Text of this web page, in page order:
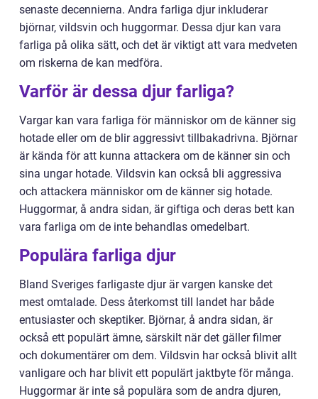
senaste decennierna. Andra farliga djur inkluderar
björnar, vildsvin och huggormar. Dessa djur kan vara
farliga på olika sätt, och det är viktigt att vara medveten
om riskerna de kan medföra.
Varför är dessa djur farliga?
Vargar kan vara farliga för människor om de känner sig
hotade eller om de blir aggressivt tillbakadrivna. Björnar
är kända för att kunna attackera om de känner sin och
sina ungar hotade. Vildsvin kan också bli aggressiva
och attackera människor om de känner sig hotade.
Huggormar, å andra sidan, är giftiga och deras bett kan
vara farliga om de inte behandlas omedelbart.
Populära farliga djur
Bland Sveriges farligaste djur är vargen kanske det
mest omtalade. Dess återkomst till landet har både
entusiaster och skeptiker. Björnar, å andra sidan, är
också ett populärt ämne, särskilt när det gäller filmer
och dokumentärer om dem. Vildsvin har också blivit allt
vanligare och har blivit ett populärt jaktbyte för många.
Huggormar är inte så populära som de andra djuren,